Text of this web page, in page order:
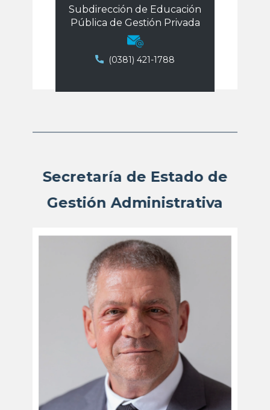
Subdirección de Educación
Pública de Gestión Privada
​​(0381) ​421-1788
Secretaría de Estado de
Gestión Administrativa